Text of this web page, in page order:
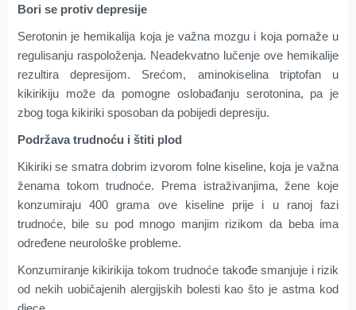
Bori se protiv depresije
Serotonin je hemikalija koja je važna mozgu i koja pomaže u
regulisanju raspoloženja. Neadekvatno lučenje ove hemikalije
rezultira depresijom. Srećom, aminokiselina triptofan u
kikirikiju može da pomogne oslobađanju serotonina, pa je
zbog toga kikiriki sposoban da pobijedi depresiju.
Podržava trudnoću i štiti plod
Kikiriki se smatra dobrim izvorom folne kiseline, koja je važna
ženama tokom trudnoće. Prema istraživanjima, žene koje
konzumiraju 400 grama ove kiseline prije i u ranoj fazi
trudnoće, bile su pod mnogo manjim rizikom da beba ima
određene neurološke probleme.
Konzumiranje kikirikija tokom trudnoće takođe smanjuje i rizik
od nekih uobičajenih alergijskih bolesti kao što je astma kod